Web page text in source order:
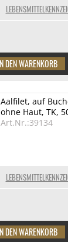
Aalfilet, auf
ohne Haut, TK,
Art.Nr.:39134